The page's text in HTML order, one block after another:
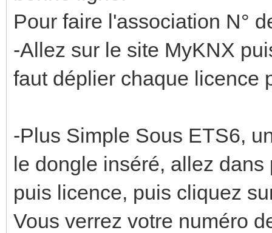
Pour faire l'association N°
-Allez sur le site MyKNX
faut déplier chaque licence
-Plus Simple Sous ETS6,
le dongle inséré, allez
puis licence, puis cliquez
Vous verrez votre numéro